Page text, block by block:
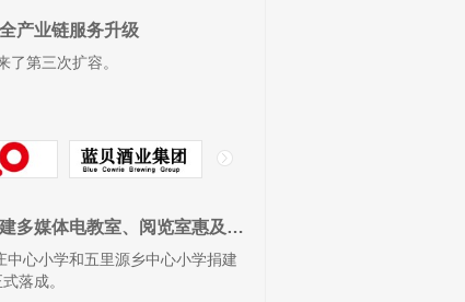
产业链服务升级
了第三次扩容。
为梦想插上翅膀 平安银行橙基金捐建多媒体电教室、阅览室惠及千余名小学生
心小学和五里源乡中心小学捐建
落成。